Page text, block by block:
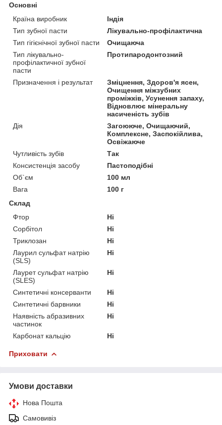
Основні
Країна виробник
Індія
Тип зубної пасти
Лікувально-профілактична
Тип гігієнічної зубної пасти
Очищаюча
Тип лікувально-
профілактичної зубної
пасти
Протипародонтозний
Призначення і результат
Зміцнення, Здоров'я ясен,
Очищення міжзубних
проміжків, Усунення запаху,
Відновлює мінеральну
насиченість зубів
Дія
Загоююче, Очищаючий,
Комплексне, Заспокійлива,
Освіжаюче
Чутливість зубів
Так
Консистенція засобу
Пастоподібні
Об`єм
100 мл
Вага
100 г
Склад
Фтор
Ні
Сорбітол
Ні
Триклозан
Ні
Лаурил сульфат натрію
(SLS)
Ні
Лаурет сульфат натрію
(SLES)
Ні
Синтетичні консерванти
Ні
Синтетичні барвники
Ні
Наявність абразивних
частинок
Ні
Карбонат кальцію Ні
Приховати
Умови доставки
Нова Пошта
Самовивіз